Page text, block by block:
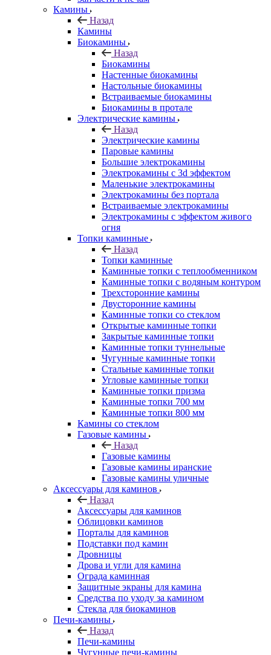
Камины
Назад
Камины
Биокамины
Назад
Биокамины
Настенные биокамины
Настольные биокамины
Встраиваемые биокамины
Биокамины в протале
Электрические камины
Назад
Электрические камины
Паровые камины
Большие электрокамины
Электрокамины с 3d эффектом
Маленькие электрокамины
Электрокамины без портала
Встраиваемые электрокамины
Электрокамины с эффектом живого
огня
Топки каминные
Назад
Топки каминные
Каминные топки с теплообменником
Каминные топки с водяным контуром
Трехсторонние камины
Двусторонние камины
Каминные топки со стеклом
Открытые каминные топки
Закрытые каминные топки
Каминные топки туннельные
Чугунные каминные топки
Стальные каминные топки
Угловые каминные топки
Каминные топки призма
Каминные топки 700 мм
Каминные топки 800 мм
Камины со стеклом
Газовые камины
Назад
Газовые камины
Газовые камины иранские
Газовые камины уличные
Аксессуары для каминов
Назад
Аксессуары для каминов
Облицовки каминов
Порталы для каминов
Подставки под камин
Дровницы
Дрова и угли для камина
Ограда каминная
Защитные экраны для камина
Средства по уходу за камином
Стекла для биокаминов
Печи-камины
Назад
Печи-камины
Чугунные печи-камины